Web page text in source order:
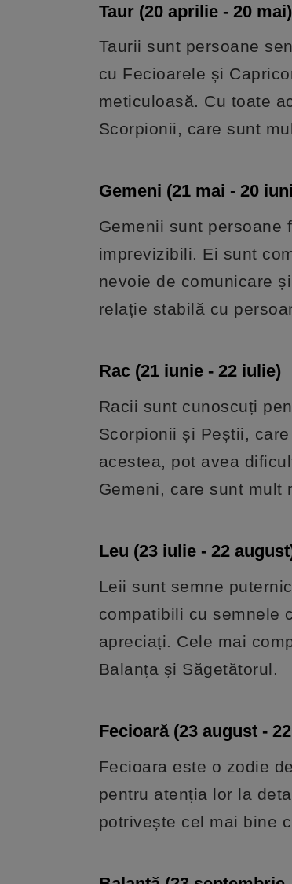
Taur (20 aprilie - 20 mai)
Taurii sunt persoane
cu Fecioarele și
meticuloasă. Cu toate
Scorpionii, care sunt
Gemeni (21 mai - 20
Gemenii sunt persoane
imprevizibili. Ei sunt
nevoie de comunicare
relație stabilă cu
Rac (21 iunie - 22 iulie)
Racii sunt cunoscuți
Scorpionii și Peștii,
acestea, pot avea
Gemeni, care sunt mult
Leu (23 iulie - 22
Leii sunt semne
compatibili cu semnele
apreciați. Cele mai
Balanța și Săgetătorul.
Fecioară (23 august -
Fecioara este o zodie
pentru atenția lor la
potrivește cel mai bine